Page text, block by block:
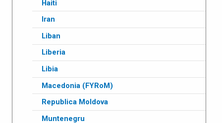
Haiti
Iran
Liban
Liberia
Libia
Macedonia (FYRoM)
Republica Moldova
Muntenegru